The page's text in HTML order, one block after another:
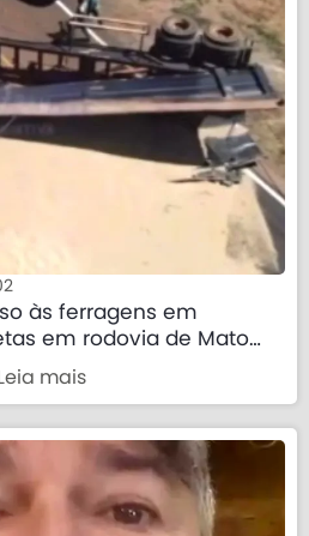
às ferragens em
em rodovia de Mato
Leia mais